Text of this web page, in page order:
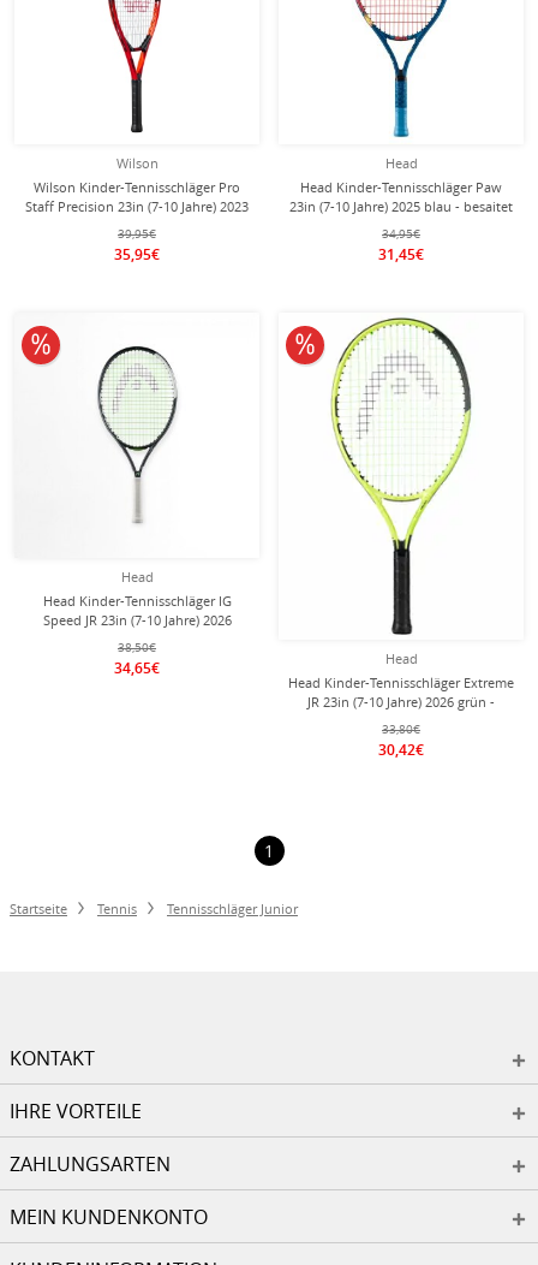
Wilson
Wilson Kinder-Tennisschläger Pro
Staff Precision 23in (7-10 Jahre) 2023
rot - besaitet -
39,95€
35,95€
Head
Head Kinder-Tennisschläger Paw
23in (7-10 Jahre) 2025 blau - besaitet
-
34,95€
31,45€
Head
Head Kinder-Tennisschläger IG
Speed JR 23in (7-10 Jahre) 2026
schwarz/weiss - besaitet -
38,50€
34,65€
10% reduziert
Head
Head Kinder-Tennisschläger Extreme
JR 23in (7-10 Jahre) 2026 grün -
besaitet -
33,80€
30,42€
10% reduziert
1
Startseite Tennis Tennisschläger Junior
KONTAKT
IHRE VORTEILE
ZAHLUNGSARTEN
MEIN KUNDENKONTO